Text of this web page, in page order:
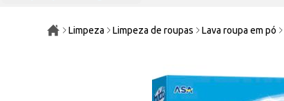
Limpeza Limpeza de roupas Lava roupa em pó